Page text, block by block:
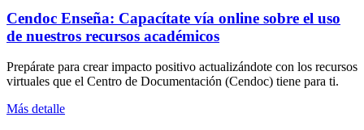
Cendoc Enseña: Capacítate vía online sobre el uso
de nuestros recursos académicos
Prepárate para crear impacto positivo actualizándote con los recursos
virtuales que el Centro de Documentación (Cendoc) tiene para ti.
Más detalle